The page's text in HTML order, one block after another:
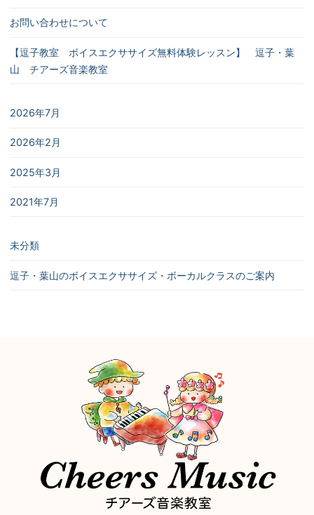
お問い合わせについて
【逗子教室 ボイスエクササイズ無料体験レッスン】 逗子・葉
山 チアーズ音楽教室
2026年7月
2026年2月
2025年3月
2021年7月
未分類
逗子・葉山のボイスエクササイズ・ボーカルクラスのご案内